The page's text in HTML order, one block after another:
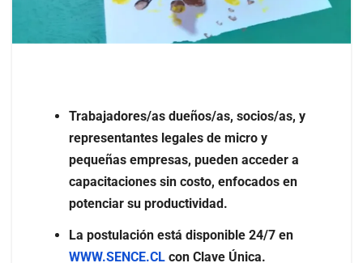
Trabajadores/as dueños/as, socios/as, y
representantes legales de micro y
pequeñas empresas, pueden acceder a
capacitaciones sin costo, enfocados en
potenciar su productividad.
La postulación está disponible 24/7 en
WWW.SENCE.CL con Clave Única.